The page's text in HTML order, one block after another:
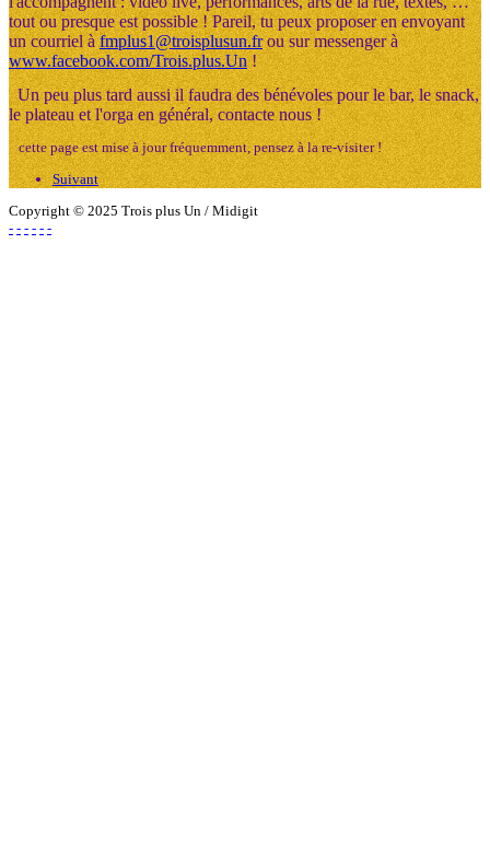
tout ou presque est possible ! Pareil, tu peux proposer en envoyant
un courriel àfmplus1@troisplusun.frou sur messenger à
www.facebook.com/Trois.plus.Un!
Un peu plus tard aussi il faudra des bénévoles pour le bar, le snack,
le plateau et l'orga en général, contacte nous !
cette page est mise à jour fréquemment, pensez à la re-visiter !
Suivant
Copyright © 2025 Trois plus Un / Midigit
- - - - - -